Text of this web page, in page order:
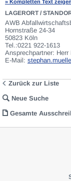
Allgemeinen
Einschätzung der
sind mit Verweis auf
gekennzeichnet. Zum
hinzu. Die
wenn dies
» Kompletten Text zeigen
LAGERORT /
AWB
Hornstraße 24-34
50823 Köln
Tel.:0221 922-1613
Ansprechpartner: Herr
E-Mail:
Zurück zur Liste
Neue Suche
Gesamte